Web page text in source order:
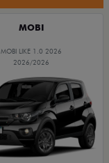
MOBI
MOBI LIKE 1.0 2026
2026/2026